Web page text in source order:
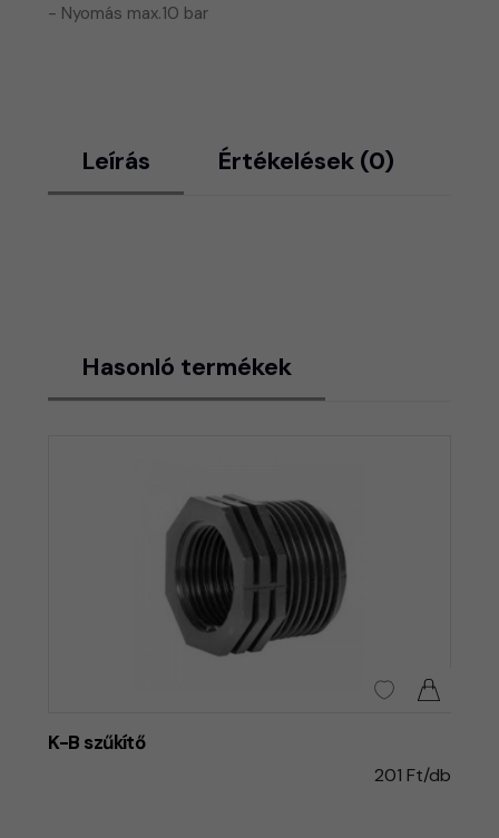
- Nyomás max.10 bar
Leírás Értékelések (0)
Hasonló termékek
K-B szűkítő
201 Ft/db